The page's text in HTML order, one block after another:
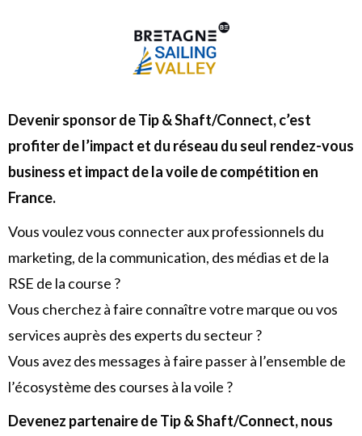
Devenir sponsor de Tip & Shaft/Connect, c’est
profiter de l’impact et du réseau du seul rendez-vous
business et impact de la voile de compétition en
France.
Vous voulez vous connecter aux professionnels du
marketing, de la communication, des médias et de la
RSE de la course ?
Vous cherchez à faire connaître votre marque ou vos
services auprès des experts du secteur ?
Vous avez des messages à faire passer à l’ensemble de
l’écosystème des courses à la voile ?
Devenez partenaire de Tip & Shaft/Connect, nous